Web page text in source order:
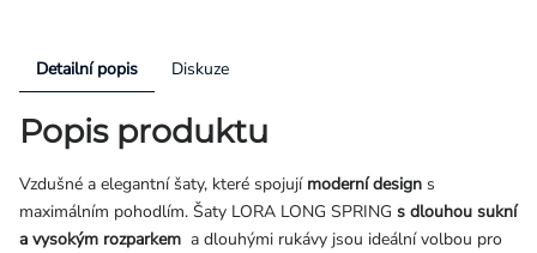
Detailní popis Diskuze
Popis produktu
Vzdušné a elegantní šaty, které spojují moderní design s
maximálním pohodlím. Šaty LORA LONG SPRING s dlouhou sukní
a vysokým rozparkem a dlouhými rukávy jsou ideální volbou pro